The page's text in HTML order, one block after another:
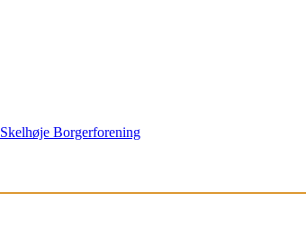
Skelhøje Borgerforening